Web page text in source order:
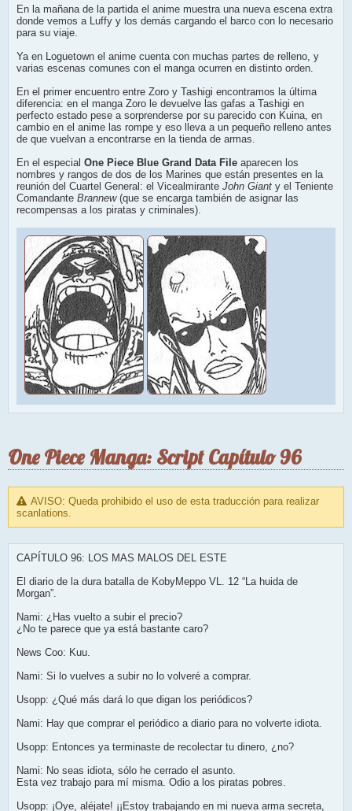
En la mañana de la partida el anime muestra una nueva escena extra
donde vemos a Luffy y los demás cargando el barco con lo necesario
para su viaje.
Ya en Loguetown el anime cuenta con muchas partes de relleno, y
varias escenas comunes con el manga ocurren en distinto orden.
En el primer encuentro entre Zoro y Tashigi encontramos la última
diferencia: en el manga Zoro le devuelve las gafas a Tashigi en
perfecto estado pese a sorprenderse por su parecido con Kuina, en
cambio en el anime las rompe y eso lleva a un pequeño relleno antes
de que vuelvan a encontrarse en la tienda de armas.
En el especial One Piece Blue Grand Data File aparecen los
nombres y rangos de dos de los Marines que están presentes en la
reunión del Cuartel General: el Vicealmirante John Giant y el Teniente
Comandante Brannew(que se encarga también de asignar las
recompensas a los piratas y criminales).
One Piece Manga: Script Capítulo 96
AVISO: Queda prohibido el uso de esta traducción para realizar
scanlations.
CAPÍTULO 96: LOS MAS MALOS DEL ESTE
El diario de la dura batalla de KobyMeppo VL. 12 “La huida de
Morgan”.
Nami: ¿Has vuelto a subir el precio?
¿No te parece que ya está bastante caro?
News Coo: Kuu.
Nami: Si lo vuelves a subir no lo volveré a comprar.
Usopp: ¿Qué más dará lo que digan los periódicos?
Nami: Hay que comprar el periódico a diario para no volverte idiota.
Usopp: Entonces ya terminaste de recolectar tu dinero, ¿no?
Nami: No seas idiota, sólo he cerrado el asunto.
Esta vez trabajo para mí misma. Odio a los piratas pobres.
Usopp: ¡Oye, aléjate! ¡¡Estoy trabajando en mi nueva arma secreta,